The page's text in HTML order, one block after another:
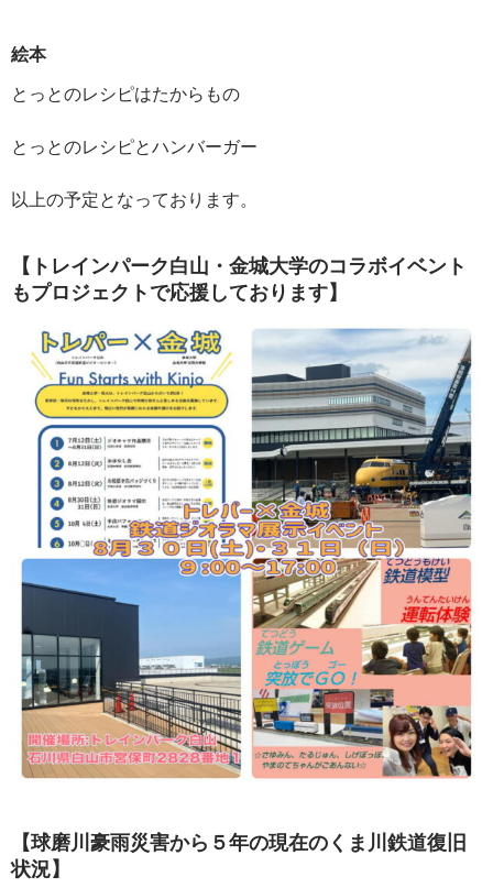
絵本
とっとのレシピはたからもの
とっとのレシピとハンバーガー
以上の予定となっております。
【トレインパーク白山・金城大学のコラボイベント
もプロジェクトで応援しております】
【球磨川豪雨災害から５年の現在のくま川鉄道復旧
状況】